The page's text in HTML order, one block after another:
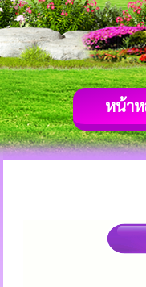
หน้า